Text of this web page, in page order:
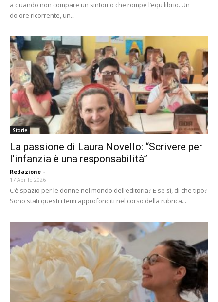
a quando non compare un sintomo che rompe l’equilibrio. Un
dolore ricorrente, un...
Storie
La passione di Laura Novello: “Scrivere per
l’infanzia è una responsabilità”
Redazione -
17 Aprile 2026
C’è spazio per le donne nel mondo dell’editoria? E se sì, di che tipo?
Sono stati questi i temi approfonditi nel corso della rubrica...